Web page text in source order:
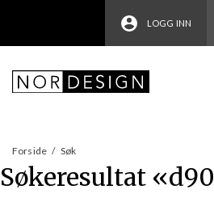
LOGG INN
Forside / Søk
Søkeresultat «d90